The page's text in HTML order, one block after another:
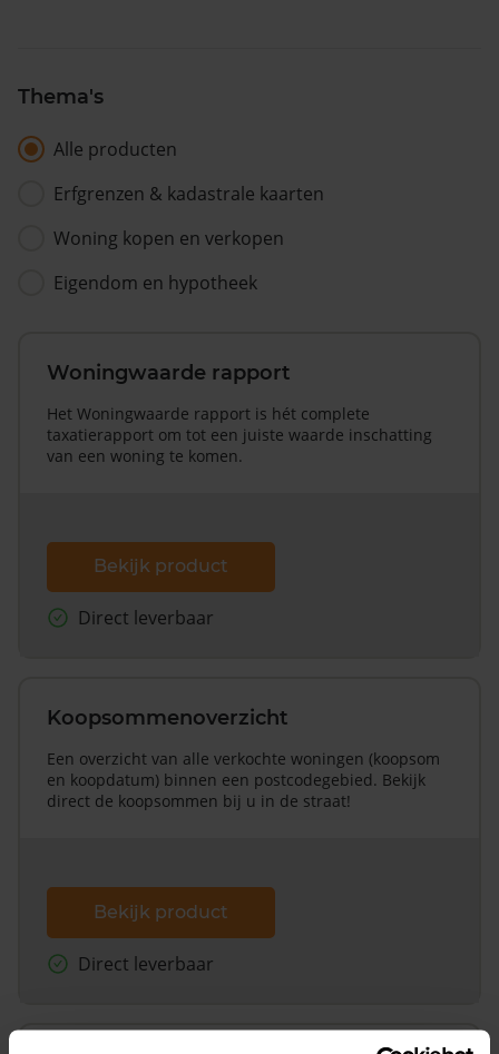
Thema's
Alle producten
Erfgrenzen & kadastrale kaarten
Woning kopen en verkopen
Eigendom en hypotheek
Woningwaarde rapport
Het Woningwaarde rapport is hét complete
taxatierapport om tot een juiste waarde inschatting
van een woning te komen.
Bekijk product
Direct leverbaar
Koopsommenoverzicht
Een overzicht van alle verkochte woningen (koopsom
en koopdatum) binnen een postcodegebied. Bekijk
direct de koopsommen bij u in de straat!
Bekijk product
Direct leverbaar